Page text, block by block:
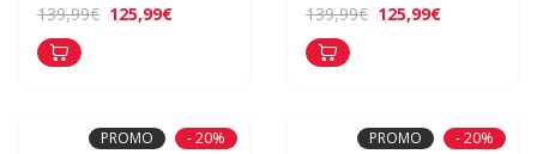
139,99€ 125,99€ 139,99€ 125,99€
PROMO - 20% PROMO - 20%